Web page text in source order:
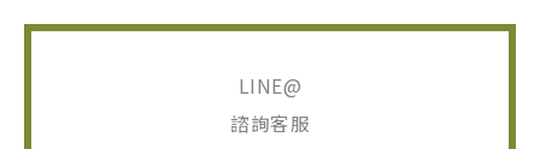
LINE@
諮詢客服